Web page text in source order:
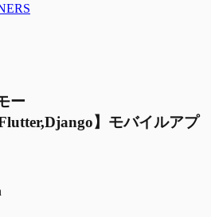
ー
】モバイルアプ